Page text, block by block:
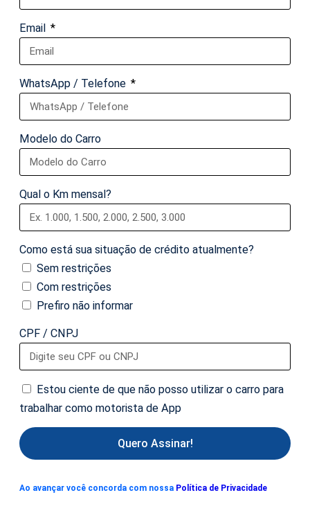
Email
WhatsApp / Telefone
Modelo do Carro
Qual o Km mensal?
Como está sua situação de crédito atualmente?
Sem restrições
Com restrições
Prefiro não informar
CPF / CNPJ
Estou ciente de que não posso utilizar o carro para
trabalhar como motorista de App
Quero Assinar!
Ao avançar você concorda com nossa Política de Privacidade